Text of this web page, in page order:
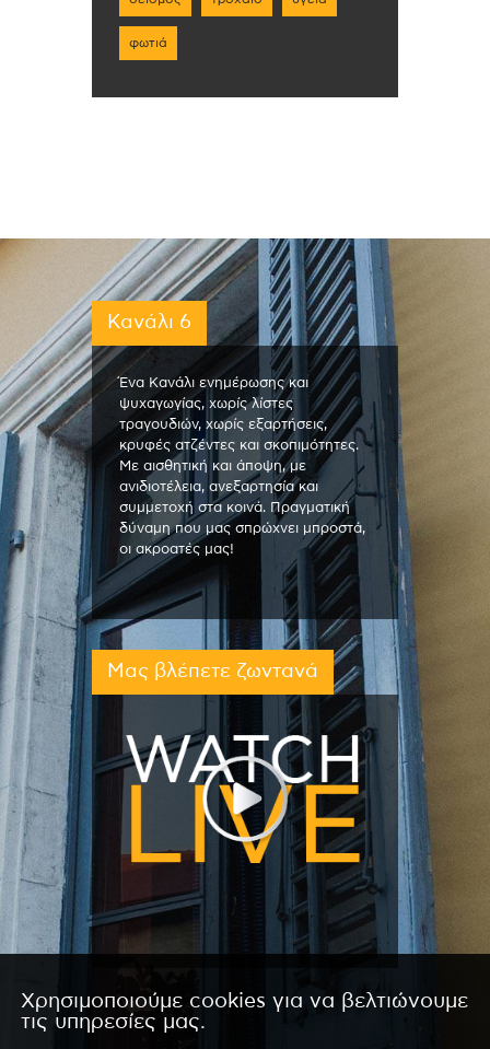
φωτιά
Κανάλι 6
Ένα Κανάλι ενημέρωσης και
ψυχαγωγίας, χωρίς λίστες
τραγουδιών, χωρίς εξαρτήσεις,
κρυφές ατζέντες και σκοπιμότητες.
Με αισθητική και άποψη, με
ανιδιοτέλεια, ανεξαρτησία και
συμμετοχή στα κοινά. Πραγματική
δύναμη που μας σπρώχνει μπροστά,
οι ακροατές μας!
Μας βλέπετε ζωντανά
Χρησιμοποιούμε cookies για να βελτιώνουμε
τις υπηρεσίες μας.